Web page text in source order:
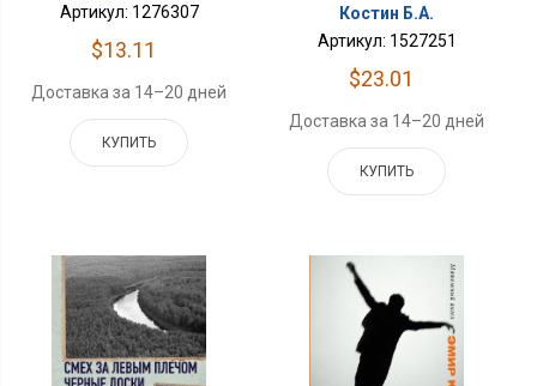
Артикул: 1276307
$13.11
Доставка за 14–20 дней
КУПИТЬ
Костин Б.А.
Артикул: 1527251
$23.01
Доставка за 14–20 дней
КУПИТЬ